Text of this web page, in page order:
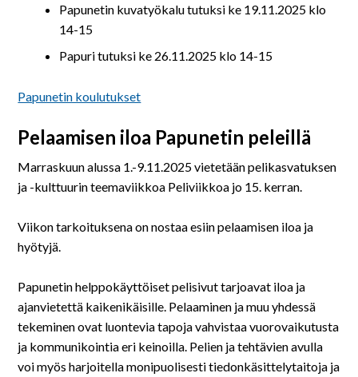
Papunetin kuvatyökalu tutuksi ke 19.11.2025 klo
14-15
Papuri tutuksi ke 26.11.2025 klo 14-15
Papunetin koulutukset
Pelaamisen iloa Papunetin peleillä
Marraskuun alussa 1.-9.11.2025 vietetään pelikasvatuksen
ja -kulttuurin teemaviikkoa Peliviikkoa jo 15. kerran.
Viikon tarkoituksena on nostaa esiin pelaamisen iloa ja
hyötyjä.
Papunetin helppokäyttöiset pelisivut tarjoavat iloa ja
ajanvietettä kaikenikäisille. Pelaaminen ja muu yhdessä
tekeminen ovat luontevia tapoja vahvistaa vuorovaikutusta
ja kommunikointia eri keinoilla. Pelien ja tehtävien avulla
voi myös harjoitella monipuolisesti tiedonkäsittelytaitoja ja